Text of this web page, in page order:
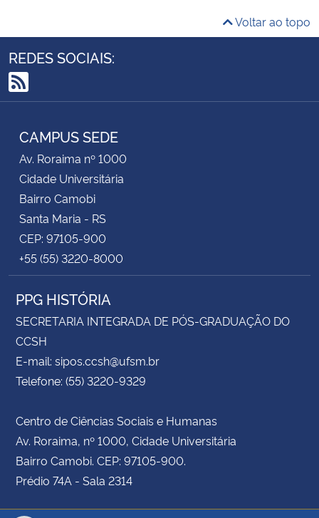
Voltar ao topo
REDES SOCIAIS:
RSS
CAMPUS SEDE
Av. Roraima nº 1000
Cidade Universitária
Bairro Camobi
Santa Maria - RS
CEP: 97105-900
+55 (55) 3220-8000
PPG HISTÓRIA
SECRETARIA INTEGRADA DE PÓS-GRADUAÇÃO DO
CCSH
E-mail: sipos.ccsh@ufsm.br
Telefone: (55) 3220-9329
Centro de Ciências Sociais e Humanas
Av. Roraima, nº 1000, Cidade Universitária
Bairro Camobi. CEP: 97105-900.
Prédio 74A - Sala 2314